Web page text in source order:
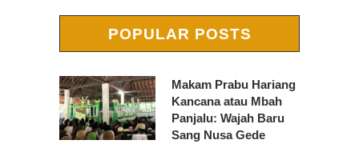
POPULAR POSTS
Makam Prabu Hariang
Kancana atau Mbah
Panjalu: Wajah Baru
Sang Nusa Gede